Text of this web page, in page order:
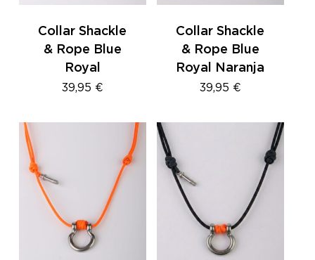
Collar Shackle
& Rope Blue
Royal
39,95 €
Collar Shackle
& Rope Blue
Royal Naranja
39,95 €